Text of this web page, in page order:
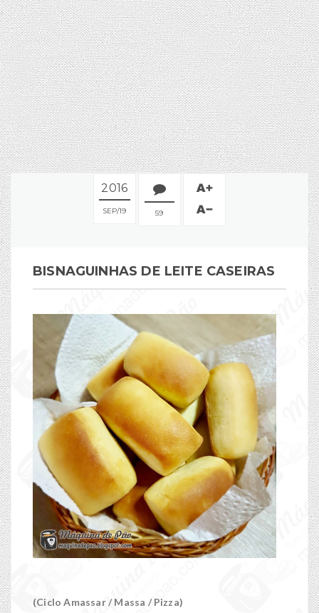
2016
SEP 19 59
BISNAGUINHAS DE LEITE CASEIRAS
(Ciclo Amassar / Massa / Pizza)